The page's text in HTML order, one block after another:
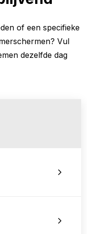
of een specifieke
Vul
dezelfde dag